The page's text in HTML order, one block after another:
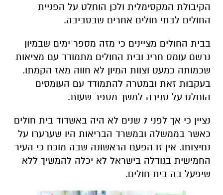
הקיבולת המקסימלית ולכן הוחלט על הפניית
החולים לבתי חולים אחרים שבסביבה.
בבית החולים מציינים כי מזה מספר ימים שבמיון
נרשם עומס חריג ובית החולים מתמודד עם מציאות
שכמותה כמעט וצוות המיון לא חווה מאז הקמתו.
בעקבות זאת ובמטרה להתמודד עם העומסים
הוחלט על סגירה למשך מספר שעות.
נציין כי אך לפני 7 שנים לא היה באשדוד בית חולים
כאשר בממשלה ובמשרד הבריאות היו שערערו על
נחיצותו. אין זו הפעם הראשונה שבה מוכח כי העיר
החמישית בגודלה בישראל לא יכלה להמשיך ללא
שיפעל בה בית חולים.